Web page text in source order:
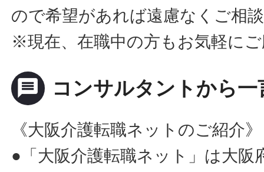
ので希望があれば遠慮なくご相
※現在、在職中の方もお気軽に
message コンサルタントから一
《大阪介護転職ネットのご紹介》
●「大阪介護転職ネット」は大阪